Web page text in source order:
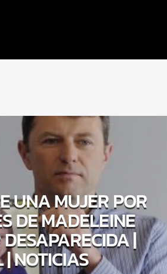
UNA MUJER POR
DE MADELEINE
|
NOTICIAS